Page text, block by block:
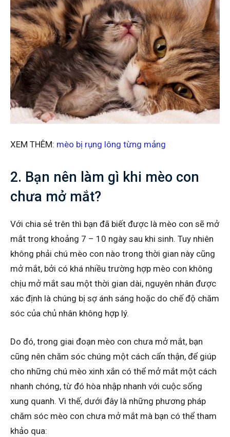
XEM THÊM: mèo bị rụng lông từng mảng
2. Bạn nên làm gì khi mèo con
chưa mở mắt?
Với chia sẻ trên thì bạn đã biết được là mèo con sẽ mở
mắt trong khoảng 7 – 10 ngày sau khi sinh. Tuy nhiên
không phải chú mèo con nào trong thời gian này cũng
mở mắt, bởi có khá nhiều trường hợp mèo con không
chịu mở mắt sau một thời gian dài, nguyên nhân được
xác định là chúng bị sợ ánh sáng hoặc do chế độ chăm
sóc của chủ nhân không hợp lý.
Do đó, trong giai đoạn mèo con chưa mở mắt, bạn
cũng nên chăm sóc chúng một cách cẩn thận, để giúp
cho những chú mèo xinh xắn có thể mở mắt một cách
nhanh chóng, từ đó hòa nhập nhanh với cuộc sống
xung quanh. Vì thế, dưới đây là những phương pháp
chăm sóc mèo con chưa mở mắt mà bạn có thể tham
khảo qua: